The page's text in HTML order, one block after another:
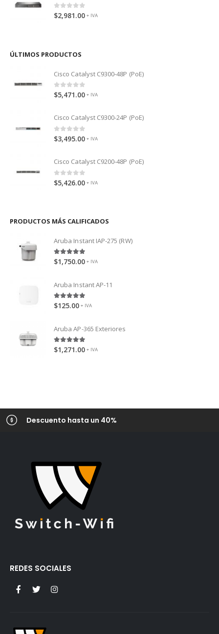
0out of 5
$2,981.00 + IVA
ÚLTIMOS PRODUCTOS
Cisco Catalyst C9300-48P (PoE)
0out of 5
$5,471.00 + IVA
Cisco Catalyst C9300-24P (PoE)
0out of 5
$3,495.00 + IVA
Cisco Catalyst C9200-48P (PoE)
0out of 5
$5,426.00 + IVA
PRODUCTOS MÁS CALIFICADOS
Aruba Instant IAP-275 (RW)
5.00out of 5
$1,750.00 + IVA
Aruba Instant AP-11
5.00out of 5
$125.00 + IVA
Aruba AP-365 Exteriores
5.00out of 5
$1,271.00 + IVA
Descuento hasta un 40%
REDES SOCIALES